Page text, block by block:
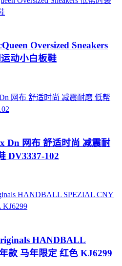
Oversized Sneakers
动小白板鞋
Dn 网布 舒适时尚 减震耐
DV3337-102
HANDBALL
款 马年限定 红色 KJ6299